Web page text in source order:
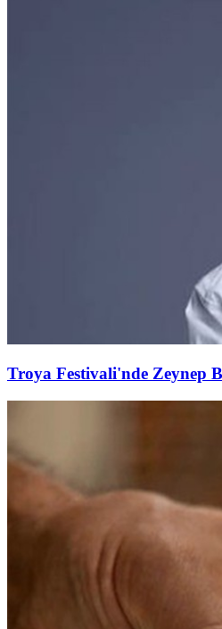
Troya Festivali'nde Zeynep